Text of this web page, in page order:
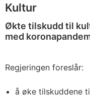
Kultur
Økte tilskudd til
med
Regjeringen foreslår:
å øke tilskuddene